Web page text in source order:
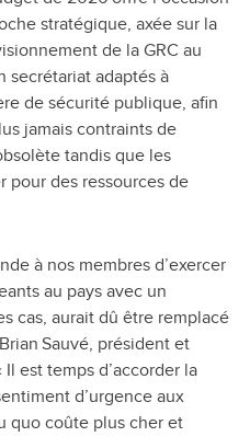
stratégique, axée sur la
de la GRC au
secrétariat adaptés à
de sécurité publique, afin
jamais contraints de
tandis que les
pour des ressources de
à nos membres d’exercer
au pays avec un
cas, aurait dû être remplacé
Sauvé, président et
est temps d’accorder la
d’urgence aux
quo coûte plus cher et